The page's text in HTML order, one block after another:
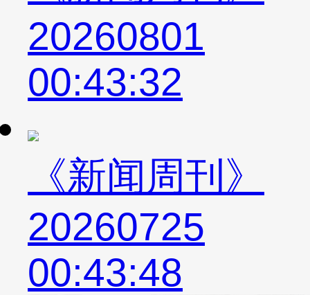
20260801
00:43:32
《新闻周刊》
20260725
00:43:48